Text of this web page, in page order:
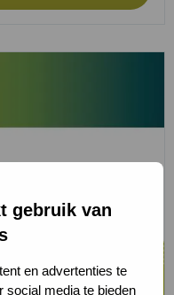
gebruik van
en advertenties te
social media te bieden